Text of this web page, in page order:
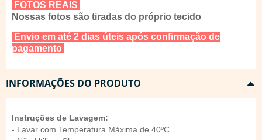
FOTOS REAIS
Nossas fotos são tiradas do próprio tecido
Envio em até 2 dias úteis após confirmação de
pagamento
INFORMAÇÕES DO PRODUTO
Instruções de Lavagem:
- Lavar com Temperatura Máxima de 40ºC